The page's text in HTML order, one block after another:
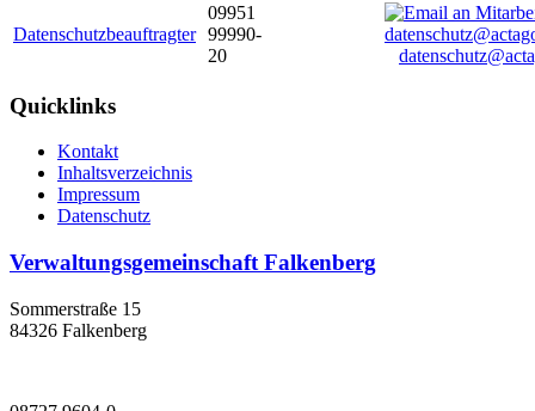
Datenschutzbeauftragter
09951
99990-
20
Quicklinks
Kontakt
Inhaltsverzeichnis
Impressum
Datenschutz
Verwaltungsgemeinschaft Falkenberg
Sommerstraße 15
84326 Falkenberg